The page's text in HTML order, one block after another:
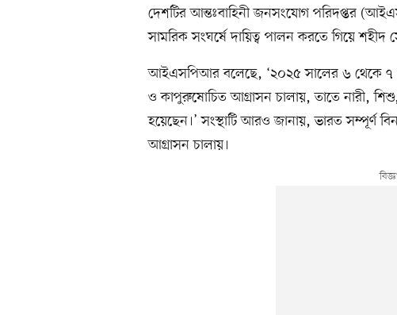
দেশটির আন্তঃবাহিনী জনসংযোগ পরিদপ্তর
সামরিক সংঘর্ষে দায়িত্ব পালন করতে গিয়ে
আইএসপিআর বলেছে, ‘২০২৫ সালের ৬ থেকে ৭ মে
ও কাপুরুষোচিত আগ্রাসন চালায়, তাতে নারী,
হয়েছেন।’ সংস্থাটি আরও জানায়, ভারত সম্পূর্ণ
আগ্রাসন চালায়।